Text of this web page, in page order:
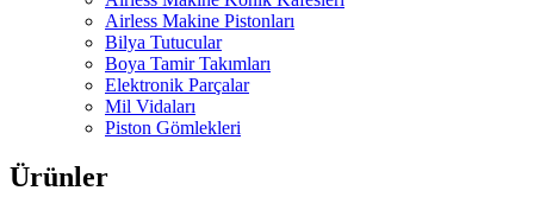
Airless Makine Pistonları
Bilya Tutucular
Boya Tamir Takımları
Elektronik Parçalar
Mil Vidaları
Piston Gömlekleri
Ürünler